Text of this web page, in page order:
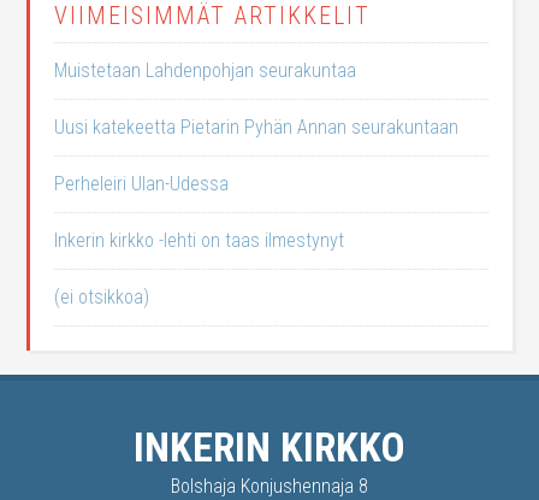
VIIMEISIMMÄT ARTIKKELIT
Muistetaan Lahdenpohjan seurakuntaa
Uusi katekeetta Pietarin Pyhän Annan seurakuntaan
Perheleiri Ulan-Udessa
Inkerin kirkko -lehti on taas ilmestynyt
(ei otsikkoa)
INKERIN KIRKKO
Bolshaja Konjushennaja 8